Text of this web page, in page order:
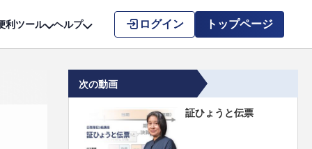
利ツール ヘルプ ログイン トップページ
次の動画
証ひょうと伝票